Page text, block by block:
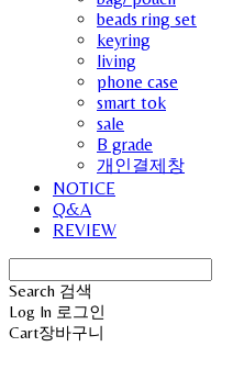
beads ring set
keyring
living
phone case
smart tok
sale
B grade
개인결제창
NOTICE
Q&A
REVIEW
Search 검색
Log In 로그인
Cart장바구니